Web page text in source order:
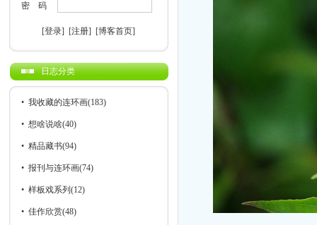
密 码
[登录] [注册] [博客首页]
日志分类
• 我收藏的连环画(183)
• 想啥说啥(40)
• 精品藏书(94)
• 报刊与连环画(74)
• 样板戏系列 (12)
• 佳作欣赏(48)